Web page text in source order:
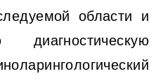
области и
диагностическую